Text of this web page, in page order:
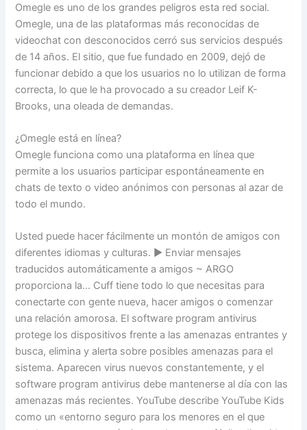
Omegle es uno de los grandes peligros esta red social.
Omegle, una de las plataformas más reconocidas de
videochat con desconocidos cerró sus servicios después
de 14 años. El sitio, que fue fundado en 2009, dejó de
funcionar debido a que los usuarios no lo utilizan de forma
correcta, lo que le ha provocado a su creador Leif K-
Brooks, una oleada de demandas.
¿Omegle está en línea?
Omegle funciona como una plataforma en línea que
permite a los usuarios participar espontáneamente en
chats de texto o video anónimos con personas al azar de
todo el mundo.
Usted puede hacer fácilmente un montón de amigos con
diferentes idiomas y culturas. ▶ Enviar mensajes
traducidos automáticamente a amigos ~ ARGO
proporciona la… Cuff tiene todo lo que necesitas para
conectarte con gente nueva, hacer amigos o comenzar
una relación amorosa. El software program antivirus
protege los dispositivos frente a las amenazas entrantes y
busca, elimina y alerta sobre posibles amenazas para el
sistema. Aparecen virus nuevos constantemente, y el
software program antivirus debe mantenerse al día con las
amenazas más recientes. YouTube describe YouTube Kids
como un «entorno seguro para los menores en el que